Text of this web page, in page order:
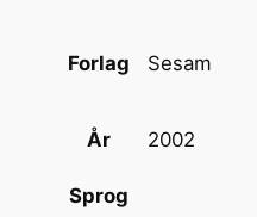
Forlag Sesam
År 2002
Sprog